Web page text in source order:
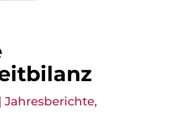
Jahresberichte,